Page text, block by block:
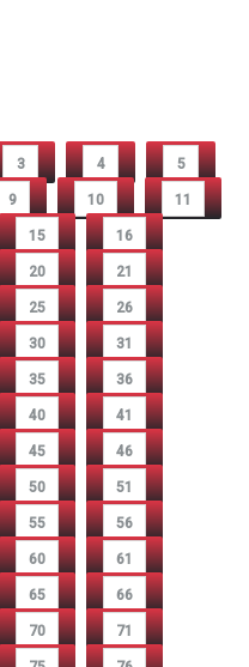
3 4 5
9 10 11
15 16
20 21
25 26
30 31
35 36
40 41
45 46
50 51
55 56
60 61
65 66
70 71